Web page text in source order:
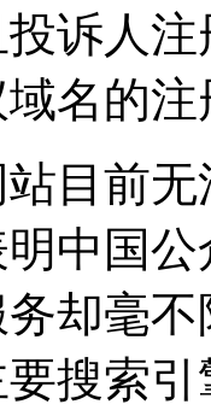
诉人
名的
目前
中国
却毫不
搜索